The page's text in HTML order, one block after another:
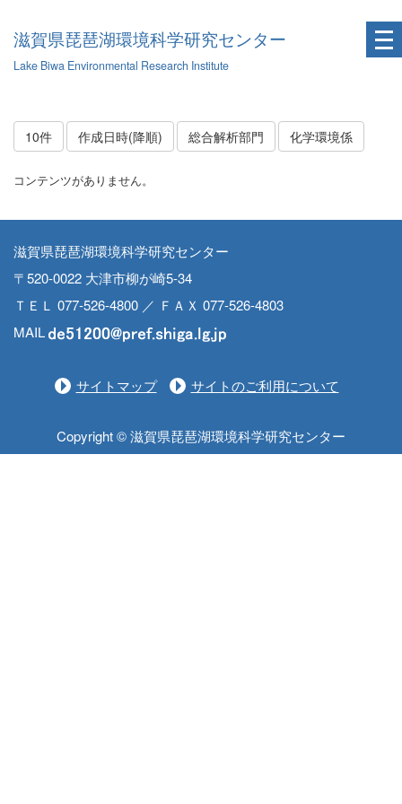
滋賀県琵琶湖環境科学研究センター
Lake Biwa Environmental Research Institute
10件 作成日時(降順) 総合解析部門 化学環境係
コンテンツがありません。
滋賀県琵琶湖環境科学研究センター
〒520-0022 大津市柳が崎5-34
ＴＥＬ 077-526-4800 ／ ＦＡＸ 077-526-4803
MAIL
サイトマップ サイトのご利用について
Copyright © 滋賀県琵琶湖環境科学研究センター